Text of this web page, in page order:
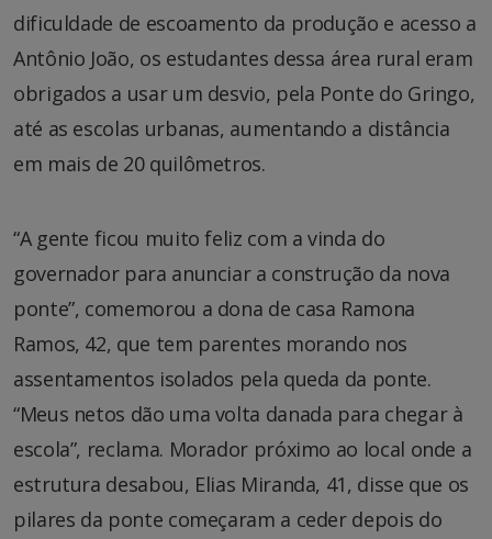
dificuldade de escoamento da produção e acesso a
Antônio João, os estudantes dessa área rural eram
obrigados a usar um desvio, pela Ponte do Gringo,
até as escolas urbanas, aumentando a distância
em mais de 20 quilômetros.
“A gente ficou muito feliz com a vinda do
governador para anunciar a construção da nova
ponte”, comemorou a dona de casa Ramona
Ramos, 42, que tem parentes morando nos
assentamentos isolados pela queda da ponte.
“Meus netos dão uma volta danada para chegar à
escola”, reclama. Morador próximo ao local onde a
estrutura desabou, Elias Miranda, 41, disse que os
pilares da ponte começaram a ceder depois do